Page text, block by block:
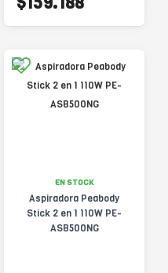
EN STOCK
Aspiradora Peabody
Stick 2 en 1 110W PE-
ASB500NG